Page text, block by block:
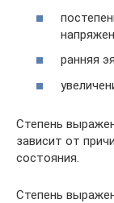
ранняя
Степень
зависит от
состояния.
Степень